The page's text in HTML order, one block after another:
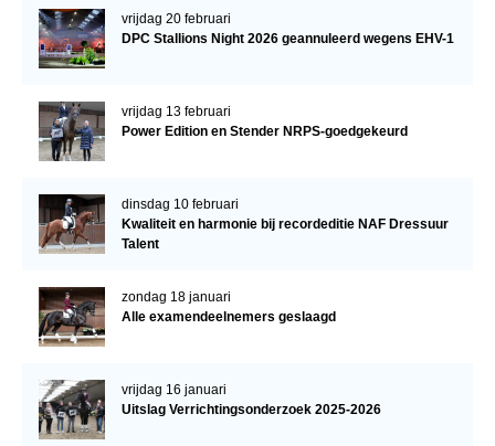
vrijdag 20 februari
DPC Stallions Night 2026 geannuleerd wegens EHV-1
vrijdag 13 februari
Power Edition en Stender NRPS-goedgekeurd
dinsdag 10 februari
Kwaliteit en harmonie bij recordeditie NAF Dressuur
Talent
zondag 18 januari
Alle examendeelnemers geslaagd
vrijdag 16 januari
Uitslag Verrichtingsonderzoek 2025-2026